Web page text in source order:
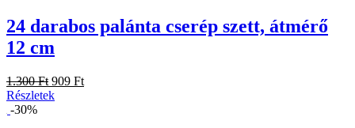
24 darabos palánta cserép szett, átmérő
12 cm
1.300 Ft 909 Ft
Részletek
-30%